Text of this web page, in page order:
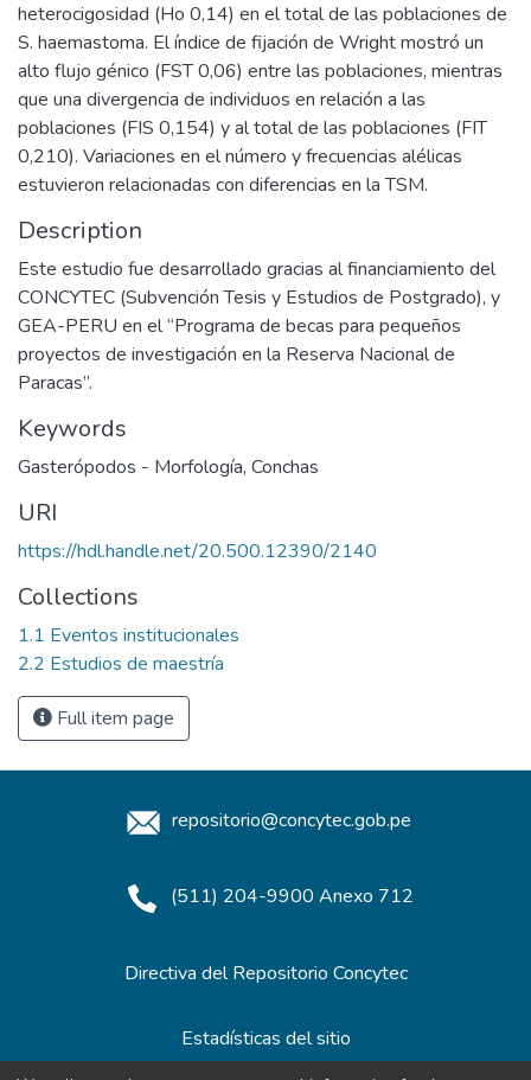
heterocigosidad (Ho 0,14) en el total de las poblaciones de
S. haemastoma. El índice de fijación de Wright mostró un
alto flujo génico (FST 0,06) entre las poblaciones, mientras
que una divergencia de individuos en relación a las
poblaciones (FIS 0,154) y al total de las poblaciones (FIT
0,210). Variaciones en el número y frecuencias alélicas
estuvieron relacionadas con diferencias en la TSM.
Description
Este estudio fue desarrollado gracias al financiamiento del
CONCYTEC (Subvención Tesis y Estudios de Postgrado), y
GEA-PERU en el “Programa de becas para pequeños
proyectos de investigación en la Reserva Nacional de
Paracas”.
Keywords
Gasterópodos - Morfología, Conchas
URI
https://hdl.handle.net/20.500.12390/2140
Collections
1.1 Eventos institucionales
2.2 Estudios de maestría
Full item page
repositorio@concytec.gob.pe
(511) 204-9900 Anexo 712
Directiva del Repositorio Concytec
Estadísticas del sitio